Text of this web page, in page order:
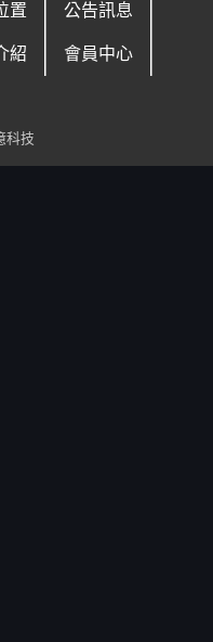
去敲定看片時間
置 公告訊息
紹 會員中心
科技